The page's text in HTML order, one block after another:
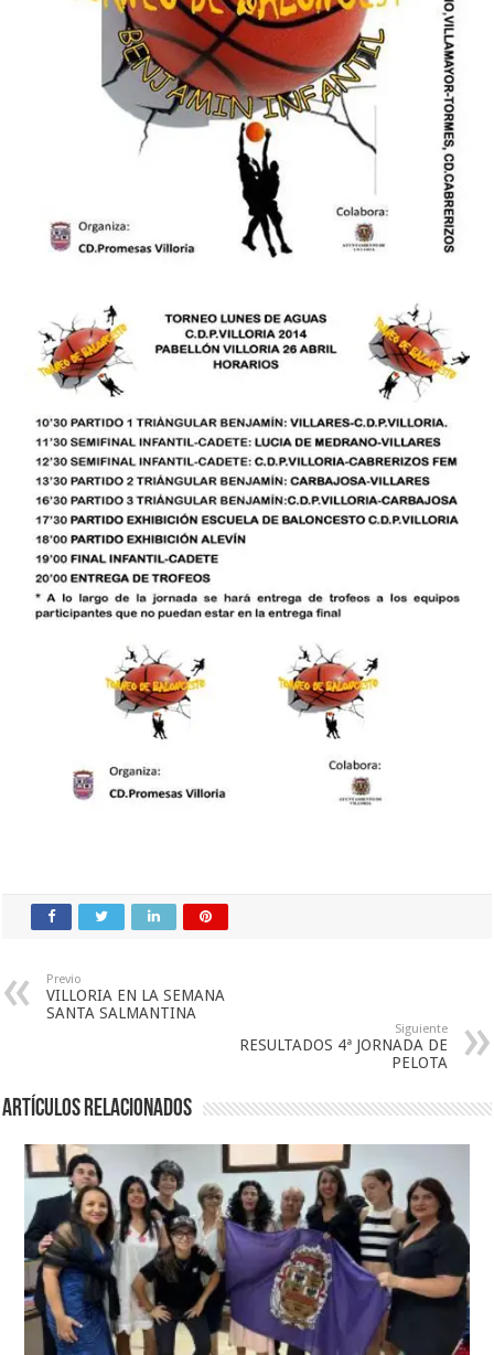
Previo
VILLORIA EN LA SEMANA
SANTA SALMANTINA
Siguiente
RESULTADOS 4ª JORNADA DE
PELOTA
Artículos relacionados